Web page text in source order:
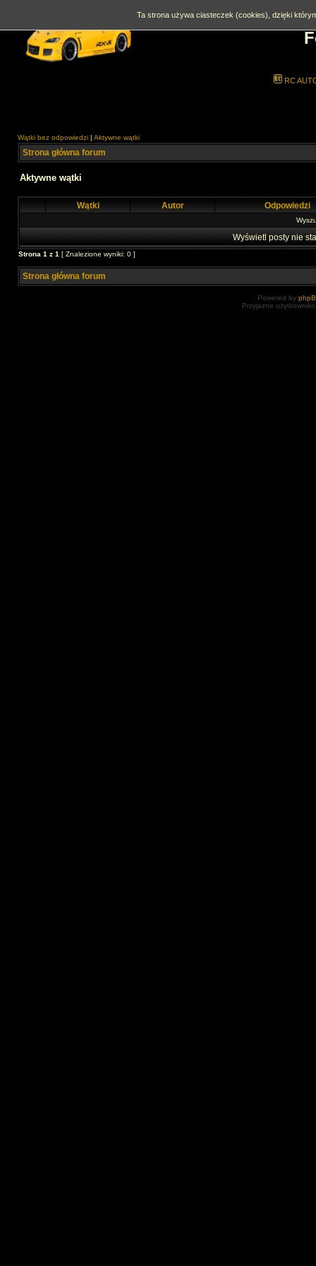
RC
Wątki bez odpowiedzi | Aktywne wątki
Strona główna forum
Aktywne wątki
Wątki Autor Odpowiedzi
Wyświetl posty nie
Strona 1 z 1 [ Znalezione wyniki: 0 ]
Strona główna forum
Powered by
Przyjazne
Ta strona używa ciasteczek (cookies), dzięki